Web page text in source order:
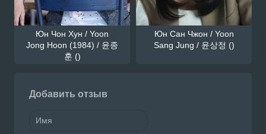
Юн Чон Хун / Yoon
Jong Hoon (1984) / 윤종
훈 ()
Юн Сан Чжон / Yoon
Sang Jung / 윤상정 ()
Добавить отзыв